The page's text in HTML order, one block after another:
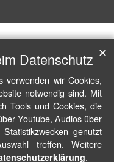
Datenschutz
verwenden wir Cookies,
notwendig sind. Mit
Tools und Cookies, die
Youtube, Audios über
genutzt
treffen. Weitere
.
✕